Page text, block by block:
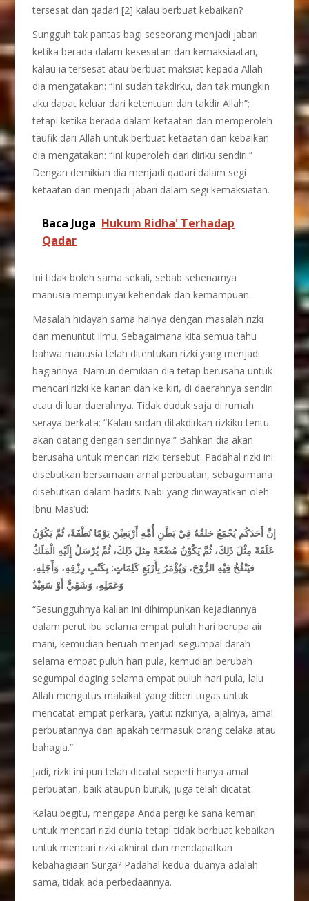
tersesat dan qadari [2] kalau berbuat kebaikan?
Sungguh tak pantas bagi seseorang menjadi jabari
ketika berada dalam kesesatan dan kemaksiaatan,
kalau ia tersesat atau berbuat maksiat kepada Allah
dia mengatakan: “Ini sudah takdirku, dan tak mungkin
aku dapat keluar dari ketentuan dan takdir Allah”;
tetapi ketika berada dalam ketaatan dan memperoleh
taufik dari Allah untuk berbuat ketaatan dan kebaikan
dia mengatakan: “Ini kuperoleh dari diriku sendiri.”
Dengan demikian dia menjadi qadari dalam segi
ketaatan dan menjadi jabari dalam segi kemaksiatan.
Baca Juga Hukum Ridha' Terhadap
Qadar
Ini tidak boleh sama sekali, sebab sebenarnya
manusia mempunyai kehendak dan kemampuan.
Masalah hidayah sama halnya dengan masalah rizki
dan menuntut ilmu. Sebagaimana kita semua tahu
bahwa manusia telah ditentukan rizki yang menjadi
bagiannya. Namun demikian dia tetap berusaha untuk
mencari rizki ke kanan dan ke kiri, di daerahnya sendiri
atau di luar daerahnya. Tidak duduk saja di rumah
seraya berkata: “Kalau sudah ditakdirkan rizkiku tentu
akan datang dengan sendirinya.” Bahkan dia akan
berusaha untuk mencari rizki tersebut. Padahal rizki ini
disebutkan bersamaan amal perbuatan, sebagaimana
disebutkan dalam hadits Nabi yang diriwayatkan oleh
Ibnu Mas’ud:
إنَّ أَحَدَكُم يُجْمَعُ خلقُهُ فِيْ بَطْنِ أُمِّهِ أَرْبَعِيْنَ يَوْمًا نُطْفَةً، ثُمَّ يَكُوْنُ
عَلَقَةً مِثْلَ ذَلِكَ، ثُمَّ يَكُوْنُ مُضْغَةً مِثلَ ذَلِكَ، ثُمَّ يُرْسَلُ إِلَيْهِ الْمَلَكُ
فيَنْفُخُ فِيْهِ الرُّوْحَ، وَيُؤْمَرُ بِأَرْبَعِ كَلِمَاتٍ: بِكَتْبِ رِزْقِهِ، وَأَجَلِهِ،
وَعَمَلِهِ، وَشَقِيٌّ أَوْ سَعِيْدٌ
“Sesungguhnya kalian ini dihimpunkan kejadiannya
dalam perut ibu selama empat puluh hari berupa air
mani, kemudian beruah menjadi segumpal darah
selama empat puluh hari pula, kemudian berubah
segumpal daging selama empat puluh hari pula, lalu
Allah mengutus malaikat yang diberi tugas untuk
mencatat empat perkara, yaitu: rizkinya, ajalnya, amal
perbuatannya dan apakah termasuk orang celaka atau
bahagia.”
Jadi, rizki ini pun telah dicatat seperti hanya amal
perbuatan, baik ataupun buruk, juga telah dicatat.
Kalau begitu, mengapa Anda pergi ke sana kemari
untuk mencari rizki dunia tetapi tidak berbuat kebaikan
untuk mencari rizki akhirat dan mendapatkan
kebahagiaan Surga? Padahal kedua-duanya adalah
sama, tidak ada perbedaannya.